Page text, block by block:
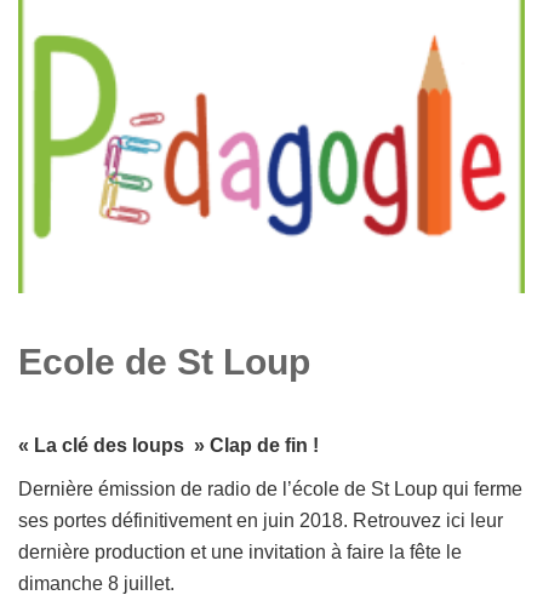
Ecole de St Loup
« La clé des loups » Clap de fin !
Dernière émission de radio de l’école de St Loup qui ferme
ses portes définitivement en juin 2018. Retrouvez ici leur
dernière production et une invitation à faire la fête le
dimanche 8 juillet.